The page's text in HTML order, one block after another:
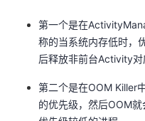
第一个是在
称的当系统内存低时，
后释放非前台Activity对
第二个是在OOM Killer
的优先级，然后OOM